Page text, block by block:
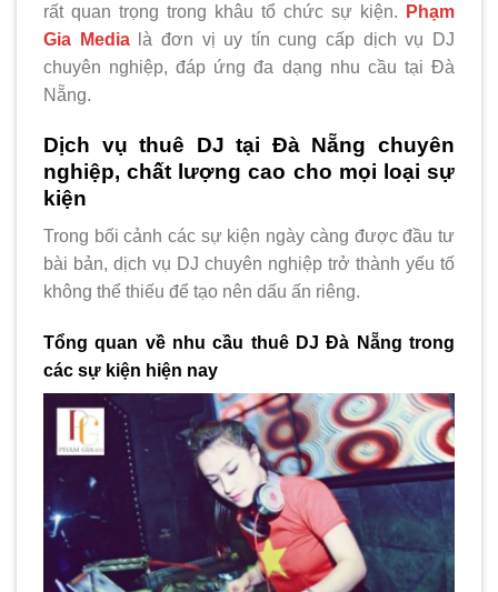
rất quan trọng trong khâu tổ chức sự kiện.
Phạm
Gia Medialà đơn vị uy tín cung cấp dịch vụ DJ
chuyên nghiệp, đáp ứng đa dạng nhu cầu tại Đà
Nẵng.
Dịch vụ thuê DJ tại Đà Nẵng chuyên
nghiệp, chất lượng cao cho mọi loại sự
kiện
Trong bối cảnh các sự kiện ngày càng được đầu tư
bài bản, dịch vụ DJ chuyên nghiệp trở thành yếu tố
không thể thiếu để tạo nên dấu ấn riêng.
Tổng quan về nhu cầu thuê DJ Đà Nẵng trong
các sự kiện hiện nay